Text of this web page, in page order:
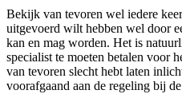
Bekijk van tevoren wel iedere
uitgevoerd wilt hebben wel door
kan en mag worden. Het is
specialist te moeten betalen voor
van tevoren slecht hebt laten
voorafgaand aan de regeling bij